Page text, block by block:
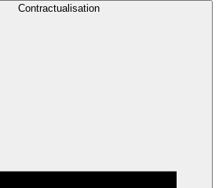
Contractualisation